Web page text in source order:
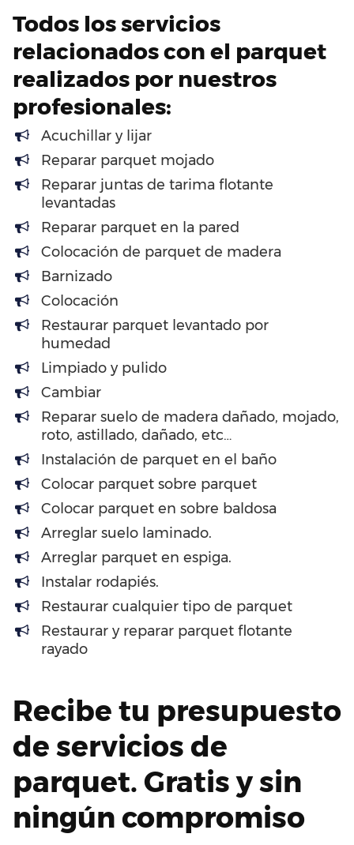
Todos los servicios
relacionados con el parquet
realizados por nuestros
profesionales:
Acuchillar y lijar
Reparar parquet mojado
Reparar juntas de tarima flotante
levantadas
Reparar parquet en la pared
Colocación de parquet de madera
Barnizado
Colocación
Restaurar parquet levantado por
humedad
Limpiado y pulido
Cambiar
Reparar suelo de madera dañado, mojado,
roto, astillado, dañado, etc…
Instalación de parquet en el baño
Colocar parquet sobre parquet
Colocar parquet en sobre baldosa
Arreglar suelo laminado.
Arreglar parquet en espiga.
Instalar rodapiés.
Restaurar cualquier tipo de parquet
Restaurar y reparar parquet flotante
rayado
Recibe tu presupuesto
de servicios de
parquet. Gratis y sin
ningún compromiso